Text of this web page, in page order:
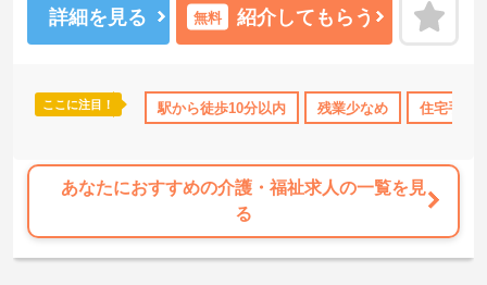
詳細を見る 無料 紹介してもらう
ここに注目！ 駅から徒歩10分以内 残業少なめ 住宅手当
あなたにおすすめの介護・福祉求人の一覧を見
る